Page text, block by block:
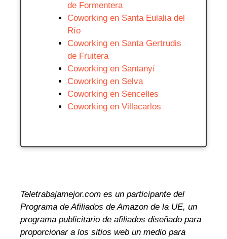
de Formentera
Coworking en Santa Eulalia del
Río
Coworking en Santa Gertrudis
de Fruitera
Coworking en Santanyí
Coworking en Selva
Coworking en Sencelles
Coworking en Villacarlos
Teletrabajamejor.com es un participante del
Programa de Afiliados de Amazon de la UE, un
programa publicitario de afiliados diseñado para
proporcionar a los sitios web un medio para